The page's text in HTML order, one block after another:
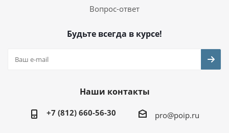
Вопрос-ответ
Будьте всегда в курсе!
Наши контакты
+7 (812) 660-56-30 pro@poip.ru